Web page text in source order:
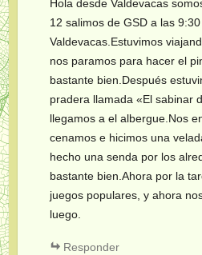
Hola desde Valdevacas
12 salimos de GSD a las
Valdevacas.Estuvimos
nos paramos para hacer el
bastante bien.Después
pradera llamada «El sabinar
llegamos a el albergue.Nos
cenamos e hicimos una
hecho una senda por los
bastante bien.Ahora por la
juegos populares, y ahora
luego.
Responder